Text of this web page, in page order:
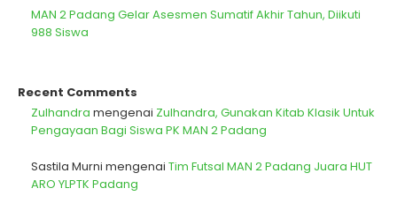
MAN 2 Padang Gelar Asesmen Sumatif Akhir Tahun, Diikuti
988 Siswa
Recent Comments
Zulhandra mengenai Zulhandra, Gunakan Kitab Klasik Untuk
Pengayaan Bagi Siswa PK MAN 2 Padang
Sastila Murni mengenai Tim Futsal MAN 2 Padang Juara HUT
ARO YLPTK Padang